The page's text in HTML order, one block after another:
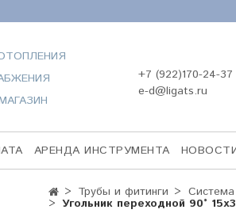
+7 (922)170-24-37
e-d@ligats.ru
АРЕНДА ИНСТРУМЕНТА
Трубы и фитинги
Угольник переходной 90°